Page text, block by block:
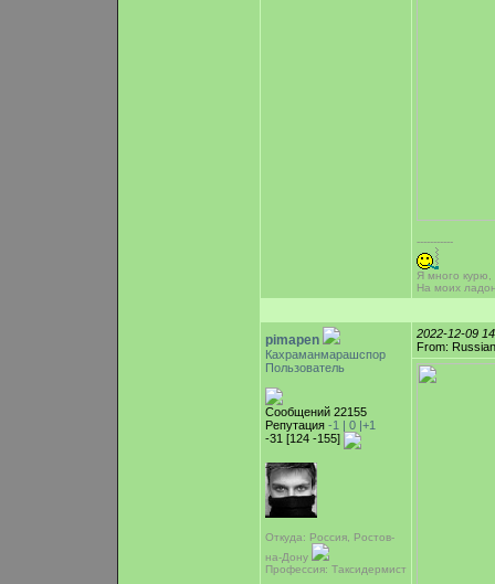
-----------
Я много курю,
На моих
pimapen
Кахраманмарашспор
Пользователь
Сообщений 22155
Репутация -1 | 0 |+1
-31 [124 -155]
Откуда: Россия, Ростов-
на-Дону
Профессия: Таксидермист
2022-12-09
From: